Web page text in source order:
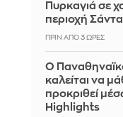
Πυρκαγιά σε
περιοχή
ΠΡΙΝ ΑΠΌ 3 ΏΡΕΣ
Ο
καλείται να
προκριθεί
Highlights